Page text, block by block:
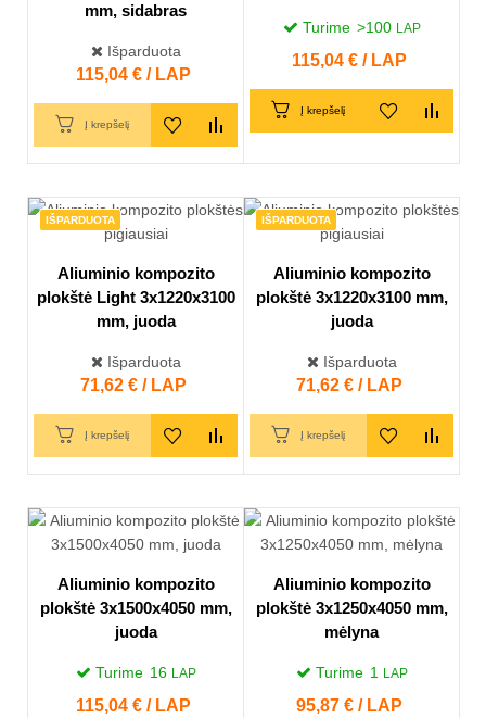
mm, sidabras
Išparduota
Kaina
115,04 € / LAP
Į krepšelį
Turime >100 LAP
Kaina
115,04 € / LAP
Į krepšelį
IŠPARDUOTA
Aliuminio kompozito
plokštė Light 3x1220x3100
mm, juoda
Išparduota
Kaina
71,62 € / LAP
Į krepšelį
IŠPARDUOTA
Aliuminio kompozito
plokštė 3x1220x3100 mm,
juoda
Išparduota
Kaina
71,62 € / LAP
Į krepšelį
Aliuminio kompozito
plokštė 3x1500x4050 mm,
juoda
Turime 16 LAP
Kaina
115,04 € / LAP
Aliuminio kompozito
plokštė 3x1250x4050 mm,
mėlyna
Turime 1 LAP
Kaina
95,87 € / LAP